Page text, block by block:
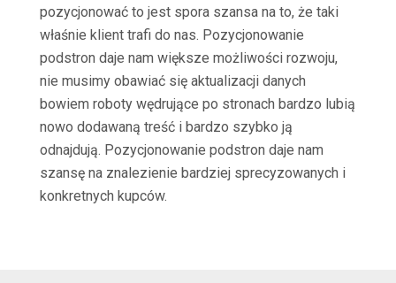
pozycjonować to jest spora szansa na to, że taki
właśnie klient trafi do nas. Pozycjonowanie
podstron daje nam większe możliwości rozwoju,
nie musimy obawiać się aktualizacji danych
bowiem roboty wędrujące po stronach bardzo lubią
nowo dodawaną treść i bardzo szybko ją
odnajdują. Pozycjonowanie podstron daje nam
szansę na znalezienie bardziej sprecyzowanych i
konkretnych kupców.